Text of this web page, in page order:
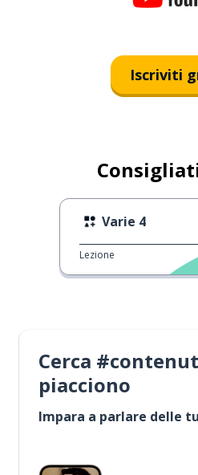
Iscriviti
Varie 4
Lezione
Cerca
piacciono
Impara a parlare delle